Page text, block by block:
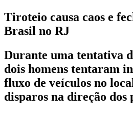
Tiroteio causa caos e
Brasil no RJ
Durante uma tentativa
dois homens tentaram
fluxo de veículos no
disparos na direção dos